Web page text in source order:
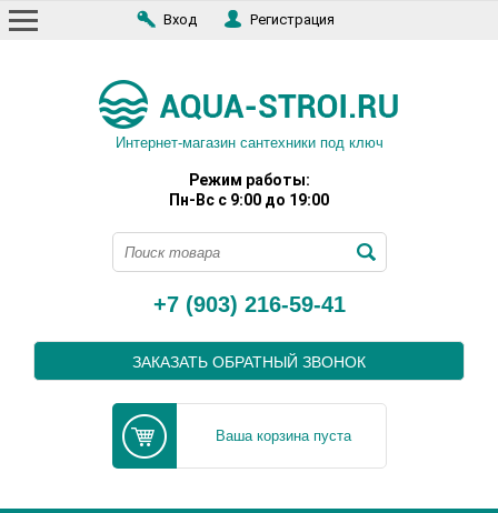
Вход Регистрация
Интернет-магазин сантехники под ключ
Режим работы:
Пн-Вс с 9:00 до 19:00
+7 (903) 216-59-41
ЗАКАЗАТЬ ОБРАТНЫЙ ЗВОНОК
Ваша корзина пуста